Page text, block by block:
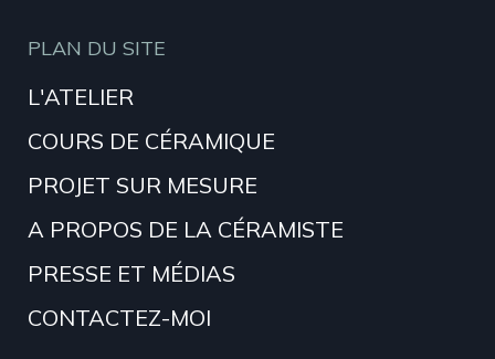
PLAN DU SITE
L'ATELIER
COURS DE CÉRAMIQUE
PROJET SUR MESURE
A PROPOS DE LA CÉRAMISTE
PRESSE ET MÉDIAS
CONTACTEZ-MOI